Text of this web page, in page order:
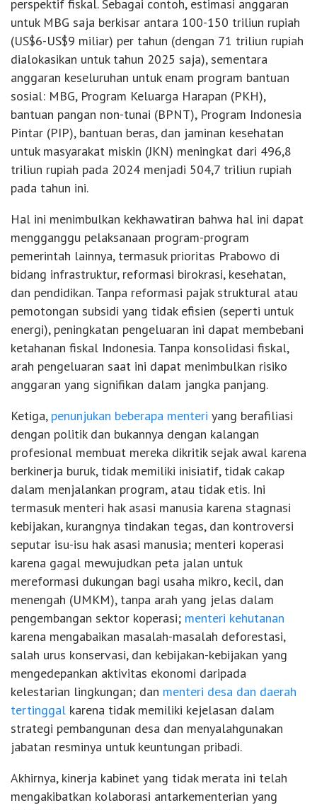
perspektif fiskal. Sebagai contoh, estimasi anggaran
untuk MBG saja berkisar antara 100-150 triliun rupiah
(US$6-US$9 miliar) per tahun (dengan 71 triliun rupiah
dialokasikan untuk tahun 2025 saja), sementara
anggaran keseluruhan untuk enam program bantuan
sosial: MBG, Program Keluarga Harapan (PKH),
bantuan pangan non-tunai (BPNT), Program Indonesia
Pintar (PIP), bantuan beras, dan jaminan kesehatan
untuk masyarakat miskin (JKN) meningkat dari 496,8
triliun rupiah pada 2024 menjadi 504,7 triliun rupiah
pada tahun ini.
Hal ini menimbulkan kekhawatiran bahwa hal ini dapat
mengganggu pelaksanaan program-program
pemerintah lainnya, termasuk prioritas Prabowo di
bidang infrastruktur, reformasi birokrasi, kesehatan,
dan pendidikan. Tanpa reformasi pajak struktural atau
pemotongan subsidi yang tidak efisien (seperti untuk
energi), peningkatan pengeluaran ini dapat membebani
ketahanan fiskal Indonesia. Tanpa konsolidasi fiskal,
arah pengeluaran saat ini dapat menimbulkan risiko
anggaran yang signifikan dalam jangka panjang.
Ketiga, penunjukan beberapa menteri yang berafiliasi
dengan politik dan bukannya dengan kalangan
profesional membuat mereka dikritik sejak awal karena
berkinerja buruk, tidak memiliki inisiatif, tidak cakap
dalam menjalankan program, atau tidak etis. Ini
termasuk menteri hak asasi manusia karena stagnasi
kebijakan, kurangnya tindakan tegas, dan kontroversi
seputar isu-isu hak asasi manusia; menteri koperasi
karena gagal mewujudkan peta jalan untuk
mereformasi dukungan bagi usaha mikro, kecil, dan
menengah (UMKM), tanpa arah yang jelas dalam
pengembangan sektor koperasi; menteri kehutanan
karena mengabaikan masalah-masalah deforestasi,
salah urus konservasi, dan kebijakan-kebijakan yang
mengedepankan aktivitas ekonomi daripada
kelestarian lingkungan; dan menteri desa dan daerah
tertinggal karena tidak memiliki kejelasan dalam
strategi pembangunan desa dan menyalahgunakan
jabatan resminya untuk keuntungan pribadi.
Akhirnya, kinerja kabinet yang tidak merata ini telah
mengakibatkan kolaborasi antarkementerian yang